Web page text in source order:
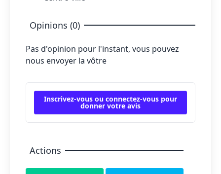
Opinions (0)
Pas d'opinion pour l'instant, vous pouvez
nous envoyer la vôtre
Inscrivez-vous ou connectez-vous pour
donner votre avis
Actions